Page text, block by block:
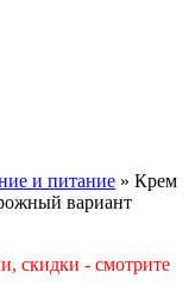
и питание » Крем
вариант
скидки - смотрите